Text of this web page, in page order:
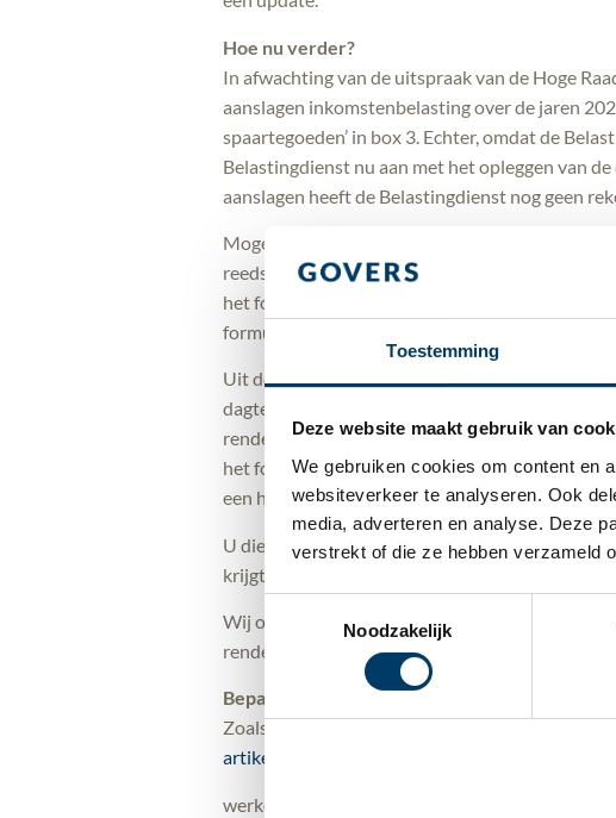
Toestemming
Deze website maakt gebruik van
We gebruiken cookies om content en
websiteverkeer te analyseren. Ook
media, adverteren en analyse. Deze
verstrekt of die ze hebben verzameld
Noodzakelijk
Hoe nu verder?
In afwachting van de uitspraak van de Hoge
aanslagen inkomstenbelasting over de jaren
spaartegoeden’ in box 3. Echter, omdat de
Belastingdienst nu aan met het opleggen van
aanslagen heeft de Belastingdienst nog geen
Mogelijk ontvangt u binnenkort een brief van
reeds ontvangen. In deze brief staat dat u voor
het forfaitair vastgestelde rendement. De
formulier ‘Opgaaf Werkelijk Rendement’. Dit
Uit de brief volgt naar onze mening echter niet
dagtekening van de aanslag) bezwaar te
rendement in het betreffende jaar lager is dan
het forfaitair vastgestelde rendement, dan
een hogere belastingheffing.
U dient het op de aanslag verschuldigde
krijgt u de te veel betaalde belasting op een
Wij ondersteunen u vanzelfsprekend graag bij
rendement. Het is in dat geval van belang dat
Bepalen werkelijk rendement
Zoals gezegd zal het formulier ‘Opgaaf
artikel
werkelijk rendement. Vooruitlopend op de